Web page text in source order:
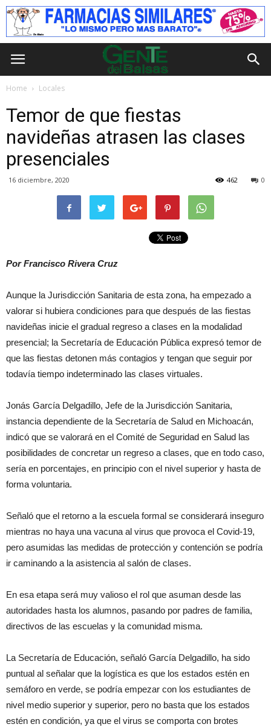
Home Locales
Temor de que fiestas
navideñas atrasen las clases
presenciales
16 diciembre, 2020 0
462
Por Francisco Rivera Cruz
Aunque la Jurisdicción Sanitaria de esta zona, ha empezado a
valorar si hubiera condiciones para que después de las fiestas
navideñas inicie el gradual regreso a clases en la modalidad
presencial; la Secretaría de Educación Pública expresó temor de
que las fiestas detonen más contagios y tengan que seguir por
todavía tiempo indeterminado las clases virtuales.
Jonás García Delgadillo, Jefe de la Jurisdicción Sanitaria,
instancia dependiente de la Secretaría de Salud en Michoacán,
indicó que se valorará en el Comité de Seguridad en Salud las
posibilidades de concretar un regreso a clases, que en todo caso,
sería en porcentajes, en principio con el nivel superior y hasta de
forma voluntaria.
Señaló que el retorno a la escuela formal se considerará inseguro
mientras no haya una vacuna al virus que provoca el Covid-19,
pero asumidas las medidas de protección y contención se podría
ir caminando a la asistencia al salón de clases.
En esa etapa será muy valioso el rol que asuman desde las
autoridades hasta los alumnos, pasando por padres de familia,
directivos de las escuelas y la comunidad misma.
La Secretaría de Educación, señaló García Delgadillo, ha sido
puntual al señalar que la logística es que los estados estén en
semáforo en verde, se podría empezar con los estudiantes de
nivel medio superior y superior, pero no basta que los estados
estén en condición, ya que el virus se comporta con brotes